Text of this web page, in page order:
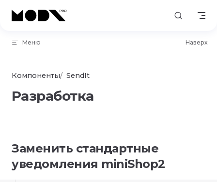
Skip to content
Меню Наверх
Компоненты SendIt
Разработка
Заменить стандартные
уведомления miniShop2